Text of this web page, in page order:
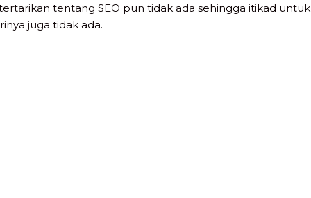
tentang SEO pun tidak ada sehingga itikad untuk
juga tidak ada.